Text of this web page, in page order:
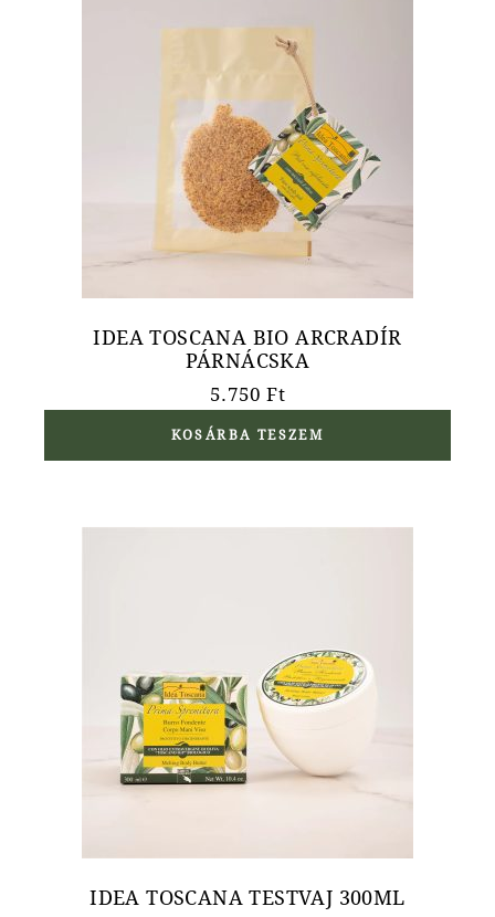
IDEA TOSCANA BIO ARCRADÍR
PÁRNÁCSKA
5.750Ft
KOSÁRBA TESZEM
IDEA TOSCANA TESTVAJ 300ML